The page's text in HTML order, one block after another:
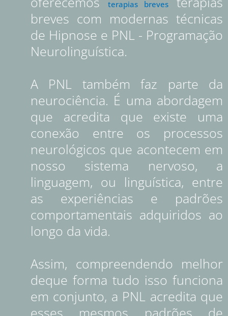
terapias breves
breves com modernas técnicas
de Hipnose e PNL - Programação
Neurolinguística.
A PNL também faz parte da
neurociência. É uma abordagem
que acredita que existe uma
conexão entre os processos
neurológicos que acontecem em
nosso sistema nervoso, a
linguagem, ou linguística, entre
as experiências e padrões
comportamentais adquiridos ao
longo da vida.
Assim, compreendendo melhor
deque forma tudo isso funciona
em conjunto, a PNL acredita que
esses mesmos padrões de